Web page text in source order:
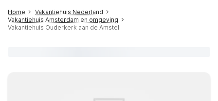
Home
Vakantiehuis Nederland
Vakantiehuis Amsterdam en omgeving
Vakantiehuis Ouderkerk aan de Amstel